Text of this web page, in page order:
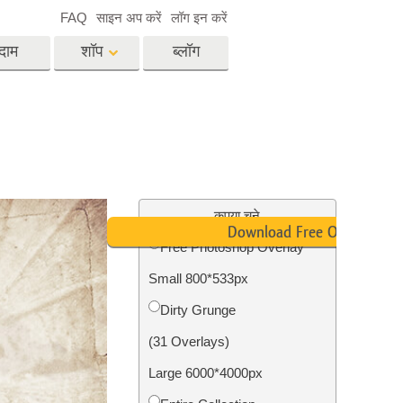
फोटो स्टोर स्टेशन सर्विसेज
शॉप ब्लॉग
FAQ साइन अप करें लॉग इन करें
कृपया चुने
Free Photoshop Overlay
Small 800*533px
Dirty Grunge
(31 Overlays)
Large 6000*4000px
Download Free Overlay